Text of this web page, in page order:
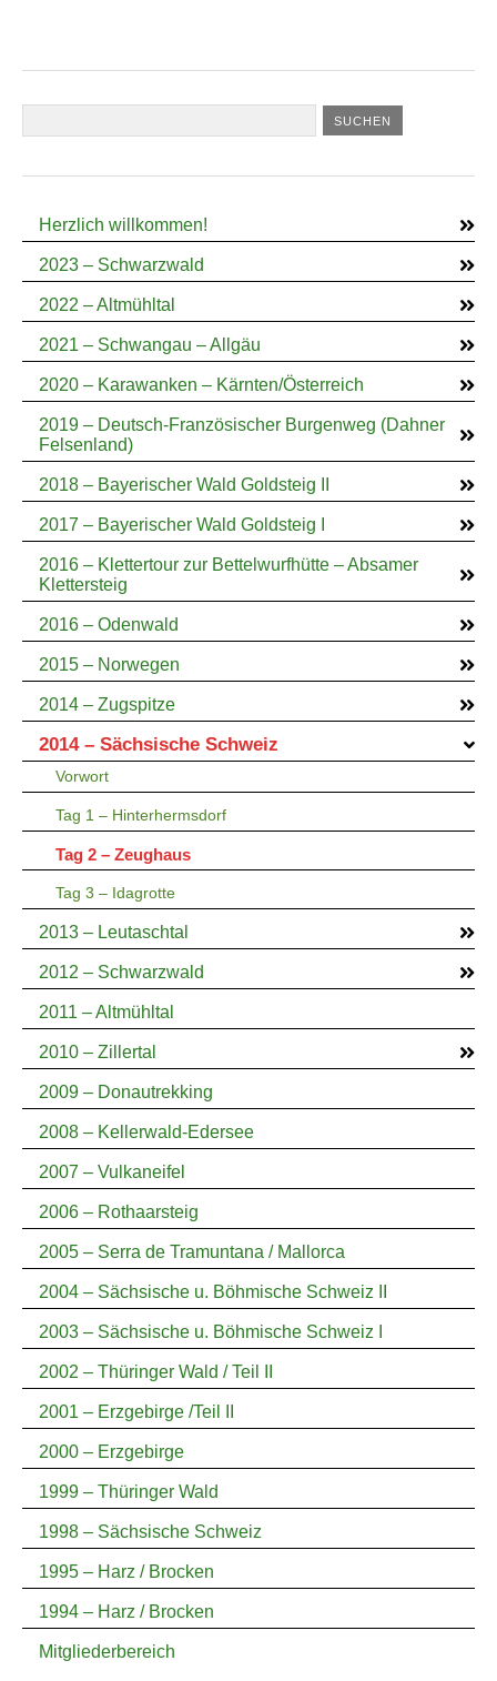
Herzlich willkommen!
2023 – Schwarzwald
2022 – Altmühltal
2021 – Schwangau – Allgäu
2020 – Karawanken – Kärnten/Österreich
2019 – Deutsch-Französischer Burgenweg (Dahner
Felsenland)
2018 – Bayerischer Wald Goldsteig II
2017 – Bayerischer Wald Goldsteig I
2016 – Klettertour zur Bettelwurfhütte – Absamer
Klettersteig
2016 – Odenwald
2015 – Norwegen
2014 – Zugspitze
2014 – Sächsische Schweiz
Vorwort
Tag 1 – Hinterhermsdorf
Tag 2 – Zeughaus
Tag 3 – Idagrotte
2013 – Leutaschtal
2012 – Schwarzwald
2011 – Altmühltal
2010 – Zillertal
2009 – Donautrekking
2008 – Kellerwald-Edersee
2007 – Vulkaneifel
2006 – Rothaarsteig
2005 – Serra de Tramuntana / Mallorca
2004 – Sächsische u. Böhmische Schweiz II
2003 – Sächsische u. Böhmische Schweiz I
2002 – Thüringer Wald / Teil II
2001 – Erzgebirge /Teil II
2000 – Erzgebirge
1999 – Thüringer Wald
1998 – Sächsische Schweiz
1995 – Harz / Brocken
1994 – Harz / Brocken
Mitgliederbereich